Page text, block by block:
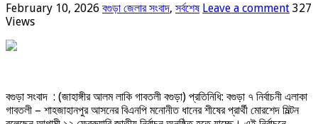
February 10, 2026 বগুড়া জেলার সংবাদ, সর্বশেষ Leave a comment 327
Views
বগুড়া সংবাদ : (জাহাঙ্গীর আলম লাকি গাবতলী বগুড়া) প্রতিনিধি: বগুড়া ৭ নির্বাচনী এলাকা
গাবতলী – শাহজাহানপুর আসনের বিএনপি মনোনীত ধানের শীষের প্রার্থী মোরশেদ মিল্টন